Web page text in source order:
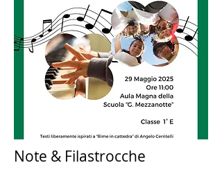
Note & Filastrocche